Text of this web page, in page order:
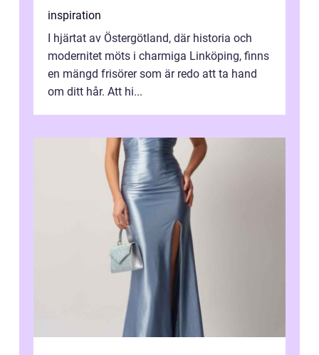
inspiration
I hjärtat av Östergötland, där historia och
modernitet möts i charmiga Linköping, finns
en mängd frisörer som är redo att ta hand
om ditt hår. Att hi...